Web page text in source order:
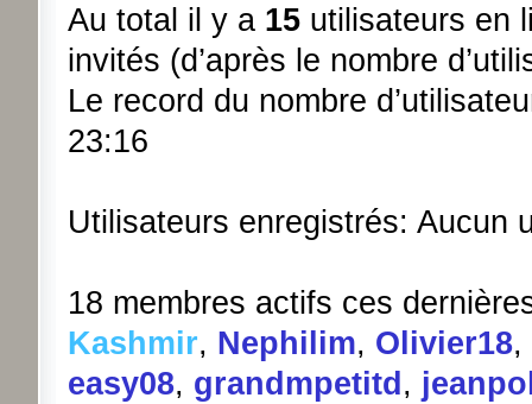
Au total il y a 15utilisateurs en
invités (d’après le nombre
Le record du nombre
23:16
Utilisateurs enregistrés: Aucun
18 membres actifs ces
Kashmir, Nephilim, Olivier18,
easy08, grandmpetitd ,